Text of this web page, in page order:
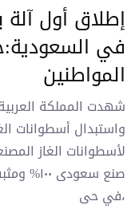
إطلاق أول آلة
في
المواطنين
شهدت المملكة
واستبدال أسطوانات
لأسطوانات الغاز
صنع
،في حى